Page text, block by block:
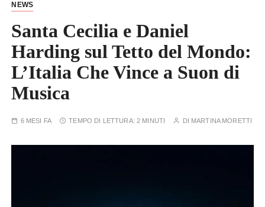
NEWS
Santa Cecilia e Daniel
Harding sul Tetto del Mondo:
L’Italia Che Vince a Suon di
Musica
6 MESI FA TEMPO DI LETTURA:2 MINUTI DI MARTINA MORETTI